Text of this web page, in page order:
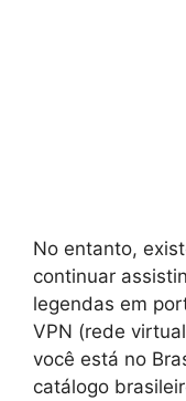
No entanto,
continuar
legendas em
VPN (rede
você está no
catálogo